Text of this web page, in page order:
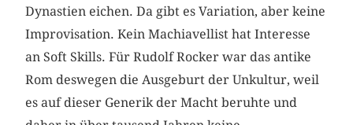
Dynastien eichen. Da gibt es Variation, aber keine
Improvisation. Kein Machiavellist hat Interesse
an Soft Skills. Für Rudolf Rocker war das antike
Rom deswegen die Ausgeburt der Unkultur, weil
es auf dieser Generik der Macht beruhte und